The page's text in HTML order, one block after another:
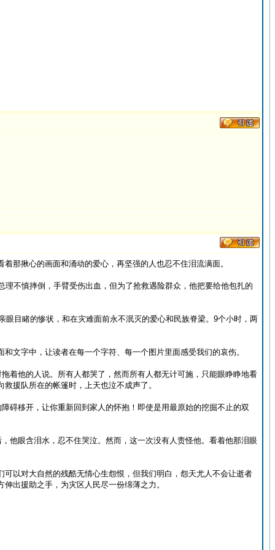
那揪心的画面和涌动的爱心，再坚强的人也忍不住泪流满面。
不慎摔倒，手臂受伤出血，但为了抢救遇险群众，他把要给他包扎的
眼目睹的惨状，和在灾难面前永不泯灭的爱心和民族脊梁。9个小时，两
文字中，让读者在每一个字符、每一个图片里面感受我们的哀伤。
着他的人说。所有人都哭了，然而所有人都无计可施，只能眼睁睁地看
援队所在的帐篷时，上天也泣不成声了。
碍移开，让你重新回到家人的怀抱！即使是用最原始的挖掘不止的双
他眼含泪水，忍不住哭泣。然而，这一次没有人责怪他。看着他那泪眼
以对大自然的残酷无情心生怨恨，但我们明白，怨天尤人不会让逝者
出援助之手，为灾区人民尽一份绵薄之力。